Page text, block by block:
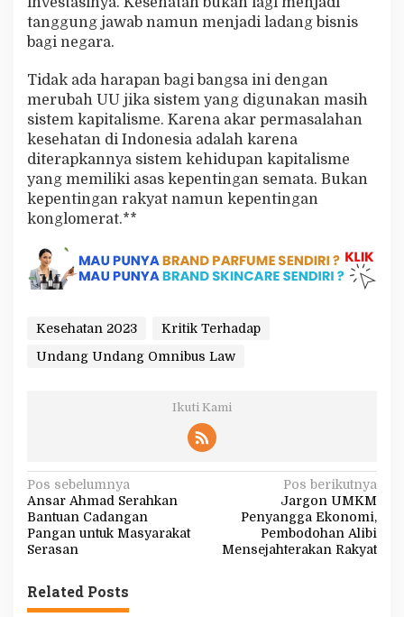
tanggung jawab namun menjadi ladang bisnis
bagi negara.
Tidak ada harapan bagi bangsa ini dengan
merubah UU jika sistem yang digunakan masih
sistem kapitalisme. Karena akar permasalahan
kesehatan di Indonesia adalah karena
diterapkannya sistem kehidupan kapitalisme
yang memiliki asas kepentingan semata. Bukan
kepentingan rakyat namun kepentingan
konglomerat.**
Kesehatan 2023
Kritik Terhadap
Undang Undang Omnibus Law
Ikuti Kami
N
a
v
g
Pos sebelumnya
Ansar Ahmad Serahkan
Bantuan Cadangan
Pangan untuk Masyarakat
Serasan
Pos berikutnya
Jargon UMKM
Penyangga Ekonomi,
Pembodohan Alibi
Mensejahterakan Rakyat
Related Posts